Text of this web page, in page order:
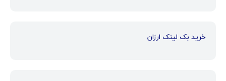
خرید بک لینک ارزان